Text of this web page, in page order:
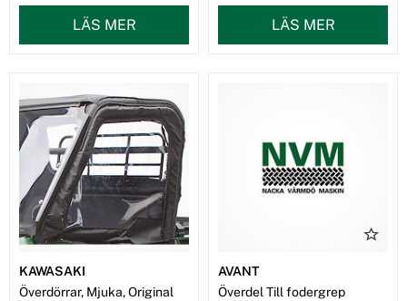
LÄS MER LÄS MER
KAWASAKI
Överdörrar, Mjuka, Original
AVANT
Överdel Till fodergrep